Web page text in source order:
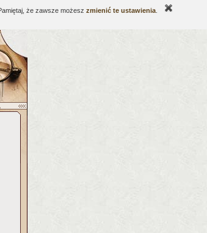
że zawsze możesz zmienić te ustawienia